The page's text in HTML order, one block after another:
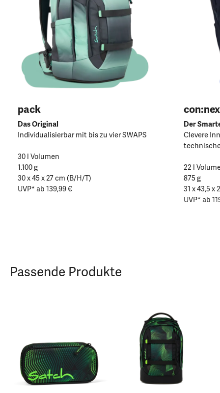
pack
Das Original
Individualisierbar mit bis zu vier SWAPS
30 l Volumen
1.100 g
30 x 45 x 27 cm (B/H/T)
UVP* ab 139,99 €
Der
Clevere
22 l
875 g
31 x 43,5 x
UVP* ab
Passende Produkte